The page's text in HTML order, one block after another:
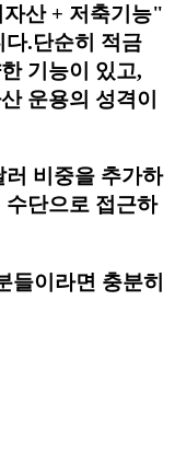
산 + 저축기능"
.단순히 적금
기능이 있고,
운용의 성격이
비중을 추가하
수단으로 접근하
들이라면 충분히